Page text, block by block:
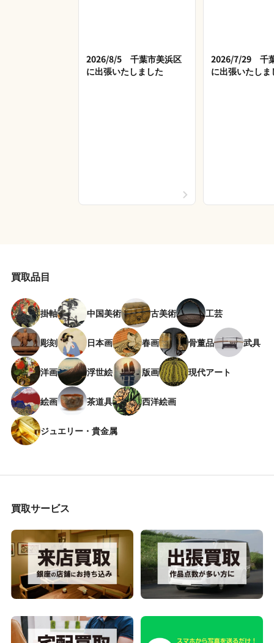
2026/8/5 千葉市美浜区
に出張いたしました
2026/7/29 千
に出張いたしま
買取品目
掛軸 中国美術 古美術 工芸
彫刻 日本画 春画 骨董品 武具
洋画 浮世絵 版画 現代アート
絵画 茶道具 西洋絵画
ジュエリー・貴金属
買取サービス